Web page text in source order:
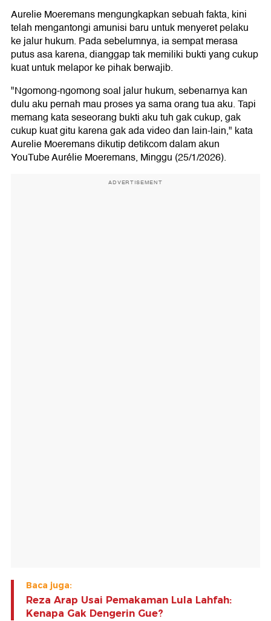
Aurelie Moeremans mengungkapkan sebuah fakta, kini
telah mengantongi amunisi baru untuk menyeret pelaku
ke jalur hukum. Pada sebelumnya, ia sempat merasa
putus asa karena, dianggap tak memiliki bukti yang cukup
kuat untuk melapor ke pihak berwajib.
"Ngomong-ngomong soal jalur hukum, sebenarnya kan
dulu aku pernah mau proses ya sama orang tua aku. Tapi
memang kata seseorang bukti aku tuh gak cukup, gak
cukup kuat gitu karena gak ada video dan lain-lain," kata
Aurelie Moeremans dikutip detikcom dalam akun
YouTube Aurélie Moeremans, Minggu (25/1/2026).
ADVERTISEMENT
Baca juga:
Reza Arap Usai Pemakaman Lula Lahfah:
Kenapa Gak Dengerin Gue?